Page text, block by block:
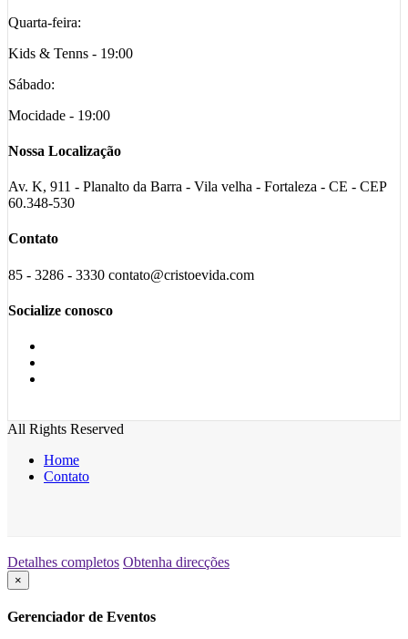
Quarta-feira:
Kids & Tenns - 19:00
Sábado:
Mocidade - 19:00
Nossa Localização
Av. K, 911 - Planalto da Barra - Vila velha - Fortaleza - CE - CEP
60.348-530
Contato
85 - 3286 - 3330 contato@cristoevida.com
Socialize conosco
All Rights Reserved
Home
Contato
Detalhes completos Obtenha direcções
×
Gerenciador de Eventos